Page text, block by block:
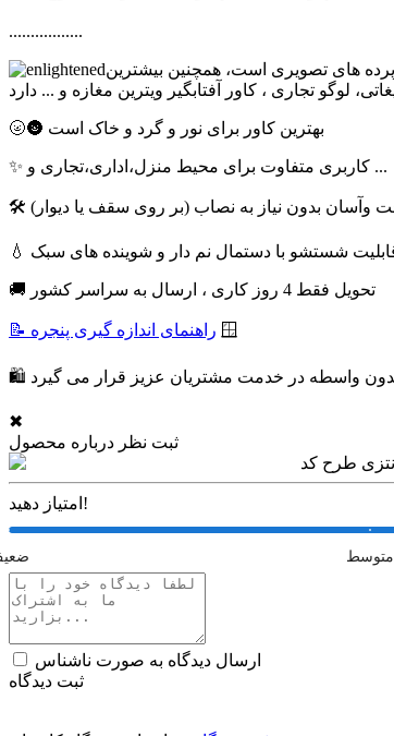
.................
پرده های تصویری است، همچنین بیشترین
✨ کاربری متفاوت برای محیط منزل،اداری،تجاری و ...
وآسان بدون نیاز به نصاب (بر روی سقف یا دیوار)
قابلیت شستشو با دستمال نم دار و شوینده های سبک
🚚 تحویل فقط 4 روز کاری ، ارسال به سراسر کشور
📝 راهنمای اندازه گیری پنجره 🪟
✖
ثبت نظر درباره محصول
امتیاز دهید!
متوسط
ارسال دیدگاه به صورت ناشناس
ثبت دیدگاه